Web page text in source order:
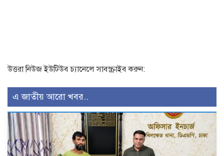
উত্তরা নিউজ ইউটিউব চ্যানেলে সাবস্ক্রাইব করুন:
এ জাতীয় আরো খবর..